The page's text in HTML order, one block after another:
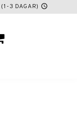
3 DAGAR) schedule